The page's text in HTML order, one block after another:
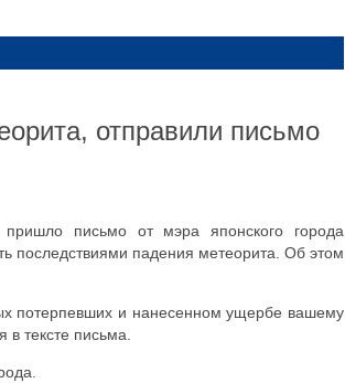
отправили письмо
письмо от мэра японского города
последствиями падения метеорита. Об этом
потерпевших и нанесенном ущербе вашему
тексте письма.